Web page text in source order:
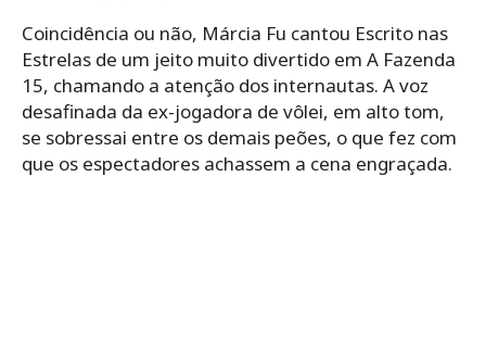
Coincidência ou não, Márcia Fu cantou Escrito nas
Estrelas de um jeito muito divertido em A Fazenda
15, chamando a atenção dos internautas. A voz
desafinada da ex-jogadora de vôlei, em alto tom,
se sobressai entre os demais peões, o que fez com
que os espectadores achassem a cena engraçada.